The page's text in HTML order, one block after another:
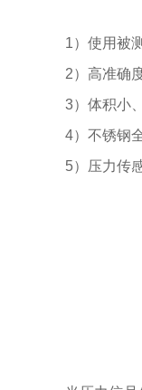
1）使用被测
2）高准确度
3）体积小
4）不锈钢全
5）压力传感